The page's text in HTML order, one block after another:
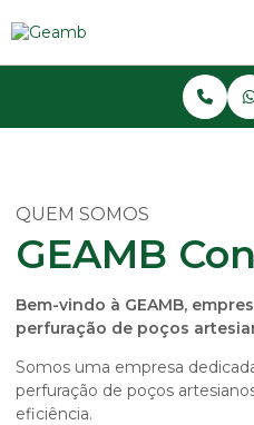
QUEM SOMOS
GEAMB
Bem-vindo à GEAMB,
perfuração de poços
Somos uma empresa
perfuração de poços
eficiência.